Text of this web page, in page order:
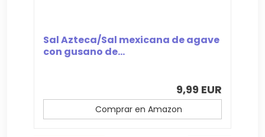
Sal Azteca/Sal mexicana de agave
con gusano de...
9,99 EUR
Comprar en Amazon